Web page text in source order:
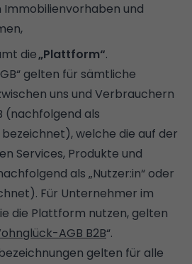
Immobilienvorhaben und
die„Plattform“.
gelten für sämtliche
uns und Verbrauchern
(nachfolgend als
welche die auf der
Services, Produkte und
als „Nutzer:in“ oder
Für Unternehmer im
die Plattform nutzen, gelten
AGB B2B“.
gelten für alle